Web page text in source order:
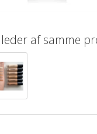
af samme